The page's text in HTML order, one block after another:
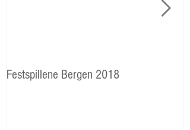
Festspillene Bergen 2018